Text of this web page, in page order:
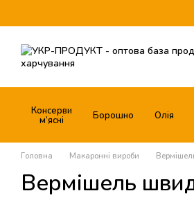
Консерви
м’ясні
Борошно Олія
Головна Макаронні вироби
Вермішель